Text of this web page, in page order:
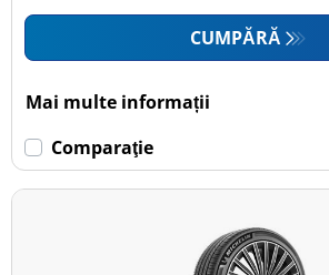
CUMPĂRĂ
Mai multe informații
Comparaţie